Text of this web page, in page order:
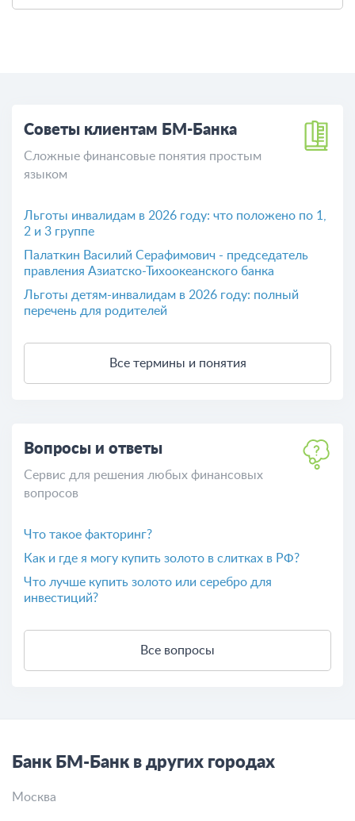
Советы клиентам БМ-Банка
Сложные финансовые понятия простым
языком
Льготы инвалидам в 2026 году: что положено по 1,
2 и 3 группе
Палаткин Василий Серафимович - председатель
правления Азиатско-Тихоокеанского банка
Льготы детям-инвалидам в 2026 году: полный
перечень для родителей
Все термины и понятия
Вопросы и ответы
Сервис для решения любых финансовых
вопросов
Что такое факторинг?
Как и где я могу купить золото в слитках в РФ?
Что лучше купить золото или серебро для
инвестиций?
Все вопросы
Банк БМ-Банк в других городах
Москва